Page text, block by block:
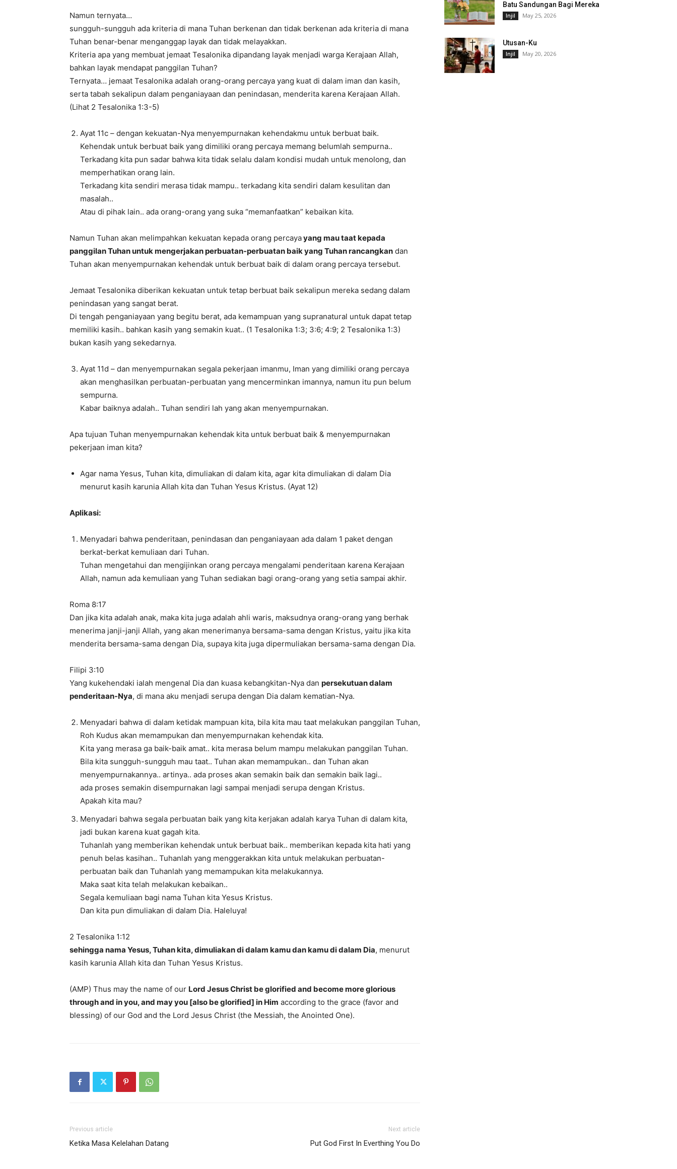
Namun ternyata…
sungguh-sungguh ada kriteria di mana Tuhan berkenan dan tidak berkenan ada kriteria di mana
Tuhan benar-benar menganggap layak dan tidak melayakkan.
Kriteria apa yang membuat jemaat Tesalonika dipandang layak menjadi warga Kerajaan Allah,
bahkan layak mendapat panggilan Tuhan?
Ternyata… jemaat Tesalonika adalah orang-orang percaya yang kuat di dalam iman dan kasih,
serta tabah sekalipun dalam penganiayaan dan penindasan, menderita karena Kerajaan Allah.
(Lihat 2 Tesalonika 1:3-5)
Ayat 11c – dengan kekuatan-Nya menyempurnakan kehendakmu untuk berbuat baik.
Kehendak untuk berbuat baik yang dimiliki orang percaya memang belumlah sempurna..
Terkadang kita pun sadar bahwa kita tidak selalu dalam kondisi mudah untuk menolong, dan
memperhatikan orang lain.
Terkadang kita sendiri merasa tidak mampu.. terkadang kita sendiri dalam kesulitan dan
masalah..
Atau di pihak lain.. ada orang-orang yang suka “memanfaatkan” kebaikan kita.
Namun Tuhan akan melimpahkan kekuatan kepada orang percayayang mau taat kepada
panggilan Tuhan untuk mengerjakan perbuatan-perbuatan baik yang Tuhan rancangkan dan
Tuhan akan menyempurnakan kehendak untuk berbuat baik di dalam orang percaya tersebut.
Jemaat Tesalonika diberikan kekuatan untuk tetap berbuat baik sekalipun mereka sedang dalam
penindasan yang sangat berat.
Di tengah penganiayaan yang begitu berat, ada kemampuan yang supranatural untuk dapat tetap
memiliki kasih.. bahkan kasih yang semakin kuat.. (1 Tesalonika 1:3; 3:6; 4:9; 2 Tesalonika 1:3)
bukan kasih yang sekedarnya.
Ayat 11d – dan menyempurnakan segala pekerjaan imanmu, Iman yang dimiliki orang percaya
akan menghasilkan perbuatan-perbuatan yang mencerminkan imannya, namun itu pun belum
sempurna.
Kabar baiknya adalah.. Tuhan sendiri lah yang akan menyempurnakan.
Apa tujuan Tuhan menyempurnakan kehendak kita untuk berbuat baik & menyempurnakan
pekerjaan iman kita?
Agar nama Yesus, Tuhan kita, dimuliakan di dalam kita, agar kita dimuliakan di dalam Dia
menurut kasih karunia Allah kita dan Tuhan Yesus Kristus. (Ayat 12)
Aplikasi:
Menyadari bahwa penderitaan, penindasan dan penganiayaan ada dalam 1 paket dengan
berkat-berkat kemuliaan dari Tuhan.
Tuhan mengetahui dan mengijinkan orang percaya mengalami penderitaan karena Kerajaan
Allah, namun ada kemuliaan yang Tuhan sediakan bagi orang-orang yang setia sampai akhir.
Roma 8:17
Dan jika kita adalah anak, maka kita juga adalah ahli waris, maksudnya orang-orang yang berhak
menerima janji-janji Allah, yang akan menerimanya bersama-sama dengan Kristus, yaitu jika kita
menderita bersama-sama dengan Dia, supaya kita juga dipermuliakan bersama-sama dengan Dia.
Filipi 3:10
Yang kukehendaki ialah mengenal Dia dan kuasa kebangkitan-Nya dan persekutuan dalam
penderitaan-Nya, di mana aku menjadi serupa dengan Dia dalam kematian-Nya.
Menyadari bahwa di dalam ketidak mampuan kita, bila kita mau taat melakukan panggilan Tuhan,
Roh Kudus akan memampukan dan menyempurnakan kehendak kita.
Kita yang merasa ga baik-baik amat.. kita merasa belum mampu melakukan panggilan Tuhan.
Bila kita sungguh-sungguh mau taat.. Tuhan akan memampukan.. dan Tuhan akan
menyempurnakannya.. artinya.. ada proses akan semakin baik dan semakin baik lagi..
ada proses semakin disempurnakan lagi sampai menjadi serupa dengan Kristus.
Apakah kita mau?
Menyadari bahwa segala perbuatan baik yang kita kerjakan adalah karya Tuhan di dalam kita,
jadi bukan karena kuat gagah kita.
Tuhanlah yang memberikan kehendak untuk berbuat baik.. memberikan kepada kita hati yang
penuh belas kasihan.. Tuhanlah yang menggerakkan kita untuk melakukan perbuatan-
perbuatan baik dan Tuhanlah yang memampukan kita melakukannya.
Maka saat kita telah melakukan kebaikan..
Segala kemuliaan bagi nama Tuhan kita Yesus Kristus.
Dan kita pun dimuliakan di dalam Dia. Haleluya!
2 Tesalonika 1:12
sehingga nama Yesus, Tuhan kita, dimuliakan di dalam kamu dan kamu di dalam Dia, menurut
kasih karunia Allah kita dan Tuhan Yesus Kristus.
(AMP) Thus may the name of our Lord Jesus Christ be glorified and become more glorious
through and in you, and may you [also be glorified] in Him according to the grace (favor and
blessing) of our God and the Lord Jesus Christ (the Messiah, the Anointed One).
Previous article
Ketika Masa Kelelahan Datang
Next article
Put God First In Everthing You Do
Batu Sandungan Bagi Mereka
Injil May 25, 2026
Utusan-Ku
Injil May 20, 2026